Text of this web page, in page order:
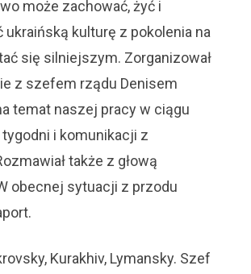
może zachować, żyć i
ukraińską kulturę z pokolenia na
się silniejszym. Zorganizował
z szefem rządu Denisem
temat naszej pracy w ciągu
i komunikacji z
także z głową
obecnej sytuacji z przodu
Kurakhiv, Lymansky. Szef